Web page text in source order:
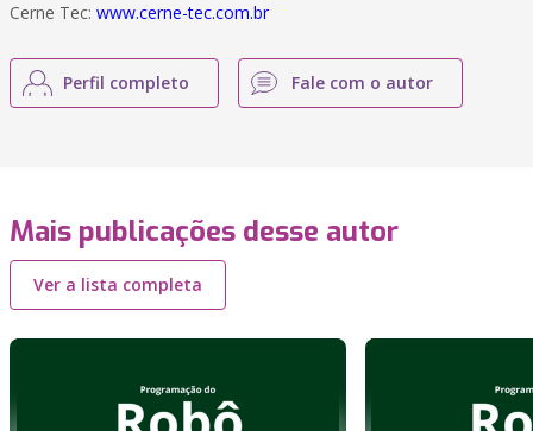
Cerne Tec: www.cerne-tec.com.br
Perfil completo Fale com o autor
Mais publicações desse autor
Ver a lista completa